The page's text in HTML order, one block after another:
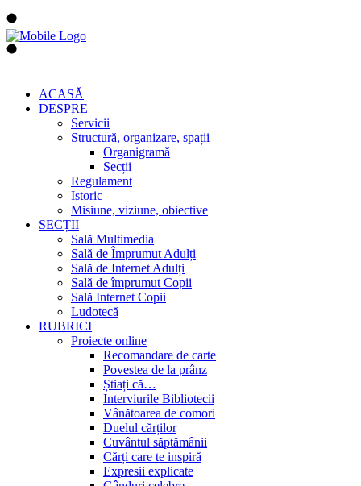
ACASĂ
DESPRE
Servicii
Structură, organizare, spații
Organigramă
Secții
Regulament
Istoric
Misiune, viziune, obiective
SECȚII
Sală Multimedia
Sală de Împrumut Adulți
Sală de Internet Adulți
Sală de împrumut Copii
Sală Internet Copii
Ludotecă
RUBRICI
Proiecte online
Recomandare de carte
Povestea de la prânz
Știați că…
Interviurile Bibliotecii
Vânătoarea de comori
Duelul cărților
Cuvântul săptămânii
Cărți care te inspiră
Expresii explicate